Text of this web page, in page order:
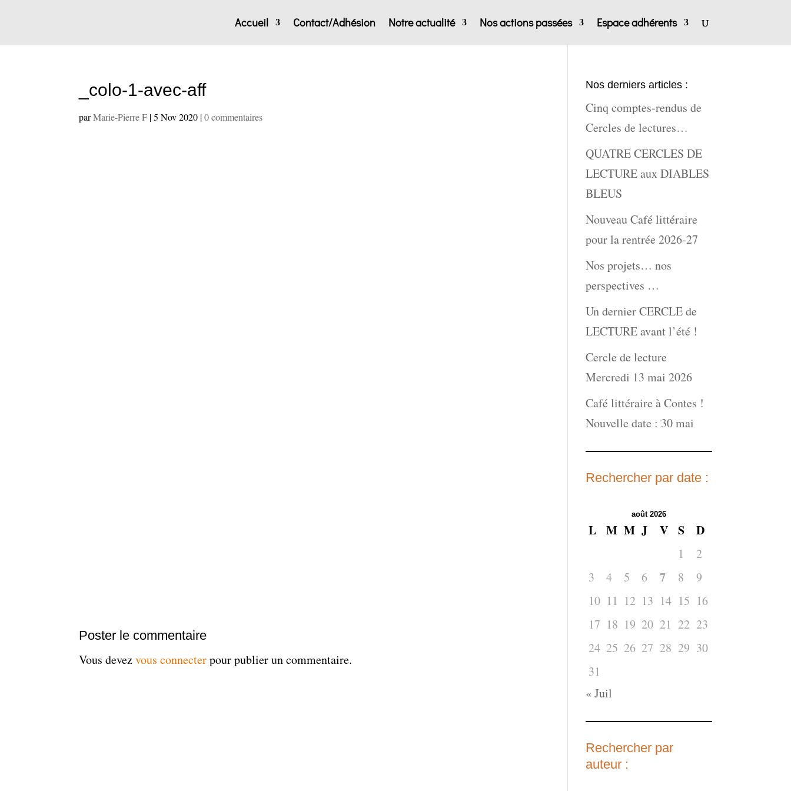
Accueil Contact/Adhésion Notre actualité Nos actions passées Espace adhérents
_colo-1-avec-aff
parMarie-Pierre F |5 Nov 2020 |0 commentaires
Poster le commentaire
Vous devezvous connecterpour publier un commentaire.
Nos derniers articles :
Cinq comptes-rendus de
Cercles de lectures…
QUATRE CERCLES DE
LECTURE aux DIABLES
BLEUS
Nouveau Café littéraire
pour la rentrée 2026-27
Nos projets… nos
perspectives …
Un dernier CERCLE de
LECTURE avant l’été !
Cercle de lecture
Mercredi 13 mai 2026
Café littéraire à Contes !
Nouvelle date : 30 mai
Rechercher par date :
août 2026
L M M J V S D
1
2
3
4 5 6 7 8
9
10 11 12 13 14 15 16
17 18 19 20 21 22 23
24 25 26 27 28 29 30
31
« Juil
Rechercher par
auteur :